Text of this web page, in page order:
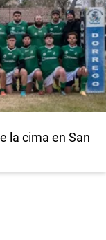
la cima en San